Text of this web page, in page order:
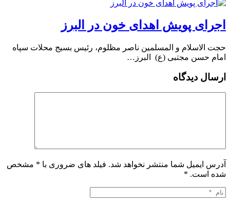
اجرای پویش اهدای خون در البرز
حجت الاسلام و المسلمین ناصر مظلوم، رئیس بسیج محلات سپاه
امام حسن مجتبی (ع) البرز…
ارسال دیدگاه
آدرس ایمیل شما منتشر نخواهد شد. فیلد های ضروری با * مشخص
شده است. *